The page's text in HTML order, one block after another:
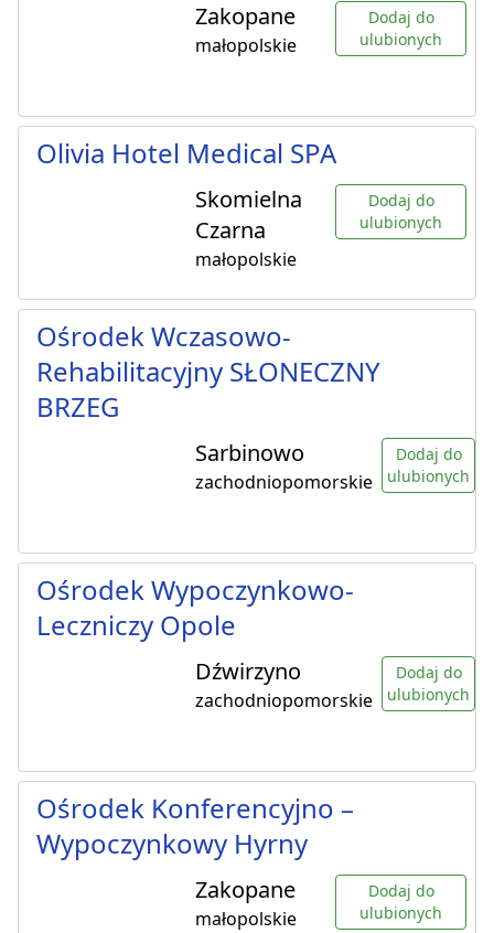
Zakopane
małopolskie
Dodaj do
ulubionych
Olivia Hotel Medical SPA
Skomielna
Czarna
małopolskie
Dodaj do
ulubionych
Ośrodek Wczasowo-
Rehabilitacyjny SŁONECZNY
BRZEG
Sarbinowo
zachodniopomorskie
Dodaj do
ulubionych
Ośrodek Wypoczynkowo-
Leczniczy Opole
Dźwirzyno
zachodniopomorskie
Dodaj do
ulubionych
Ośrodek Konferencyjno –
Wypoczynkowy Hyrny
Zakopane
małopolskie
Dodaj do
ulubionych